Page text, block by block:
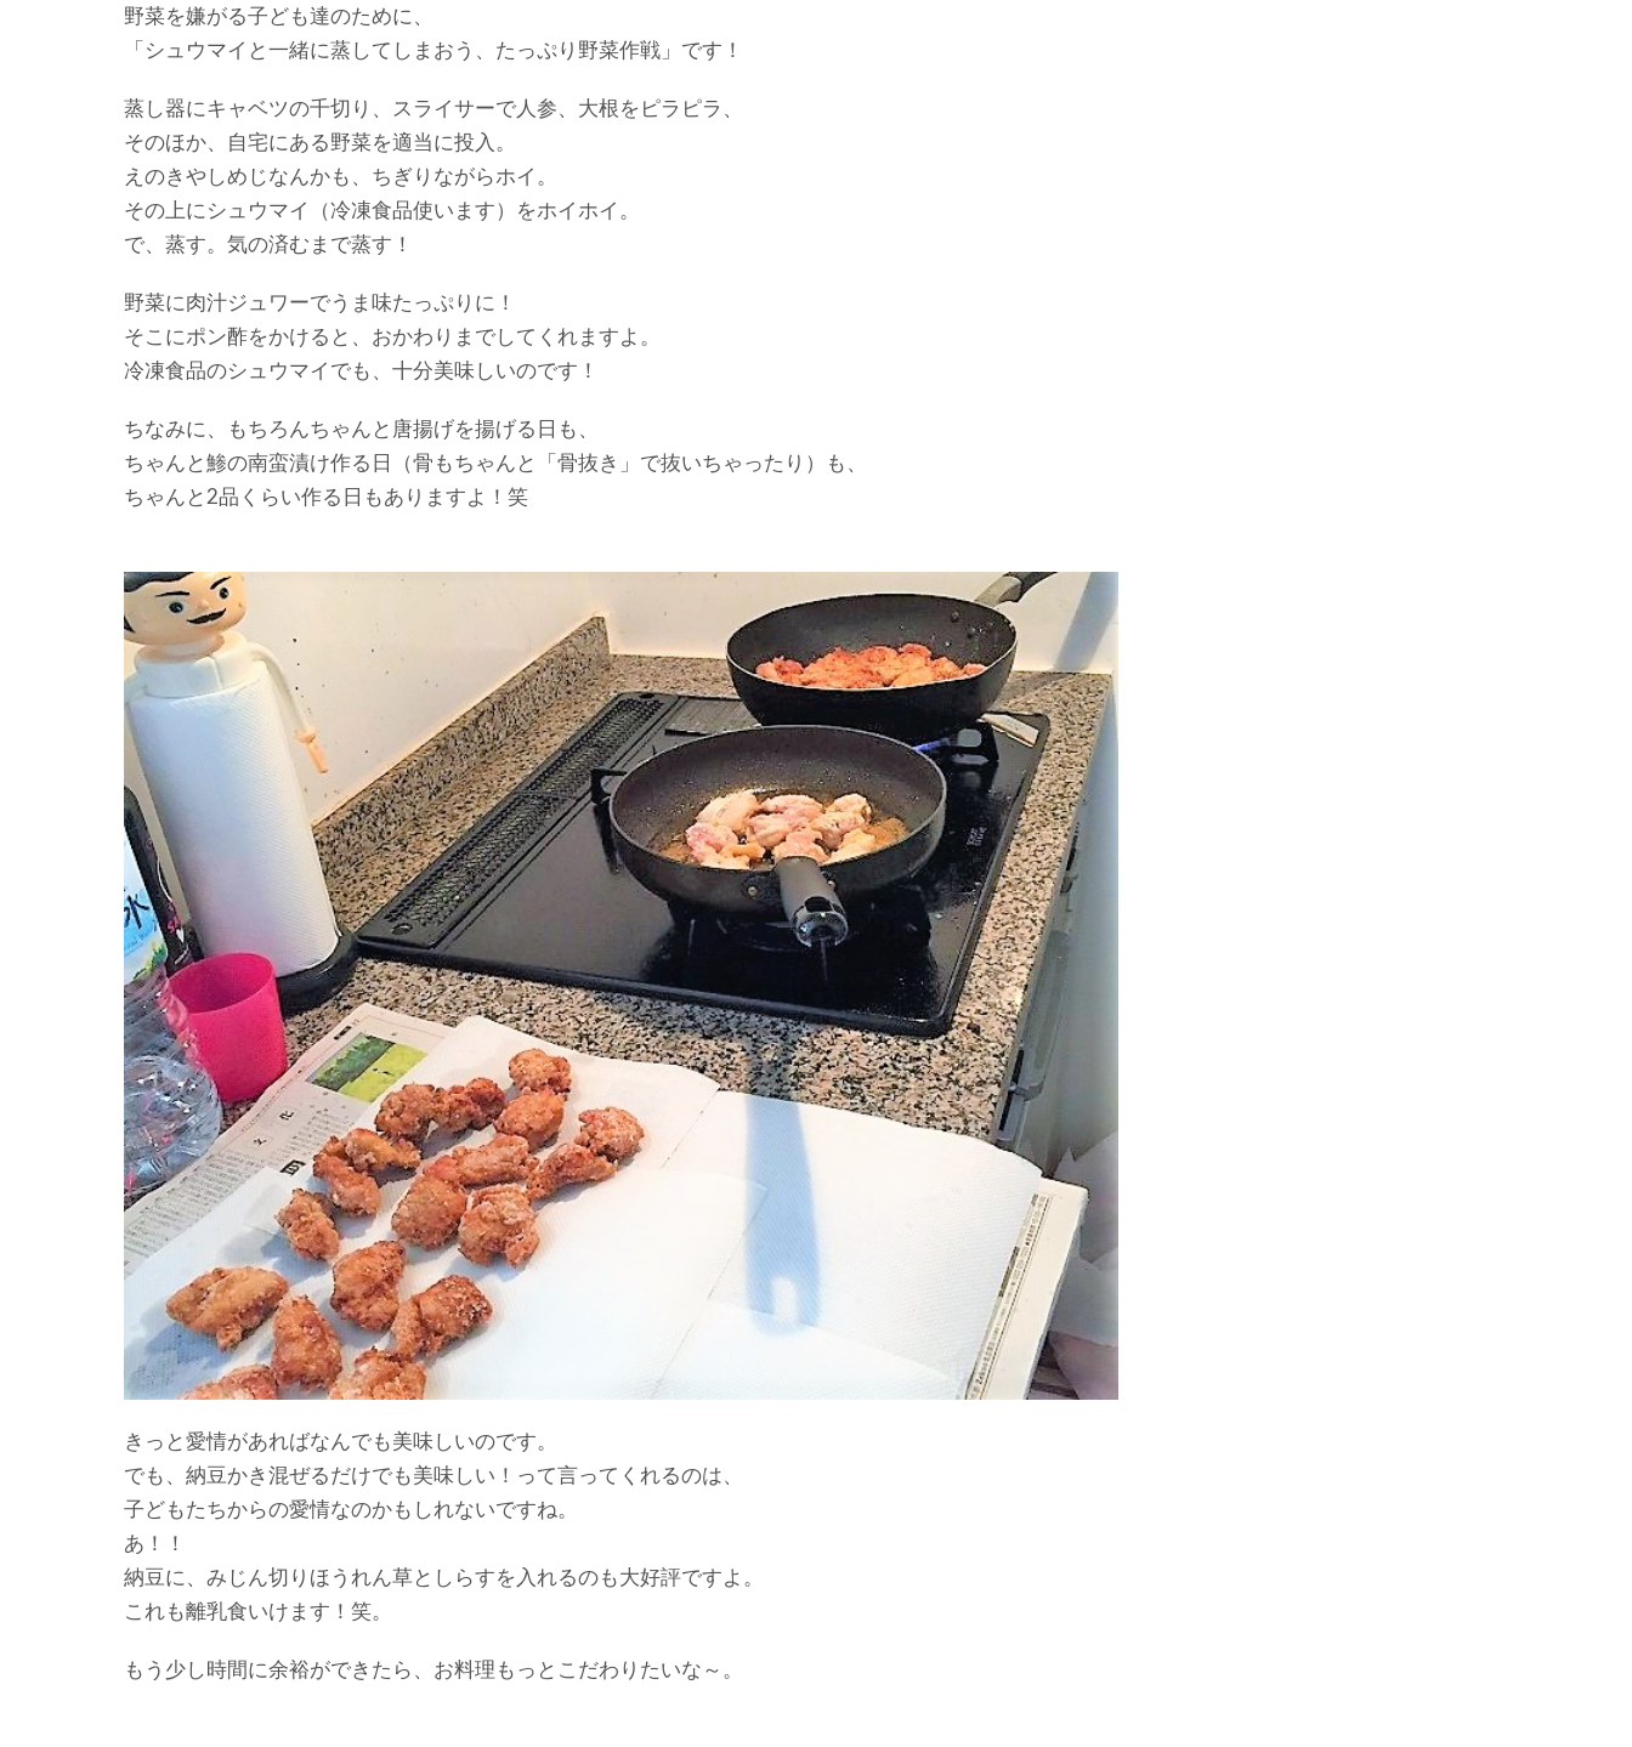
野菜を嫌がる子ども達のために、
「シュウマイと一緒に蒸してしまおう、たっぷり野菜作戦」です！
蒸し器にキャベツの千切り、スライサーで人参、大根をピラピラ、
そのほか、自宅にある野菜を適当に投入。
えのきやしめじなんかも、ちぎりながらホイ。
その上にシュウマイ（冷凍食品使います）をホイホイ。
で、蒸す。気の済むまで蒸す！
野菜に肉汁ジュワーでうま味たっぷりに！
そこにポン酢をかけると、おかわりまでしてくれますよ。
冷凍食品のシュウマイでも、十分美味しいのです！
ちなみに、もちろんちゃんと唐揚げを揚げる日も、
ちゃんと鯵の南蛮漬け作る日（骨もちゃんと「骨抜き」で抜いちゃったり）も、
ちゃんと2品くらい作る日もありますよ！笑
きっと愛情があればなんでも美味しいのです。
でも、納豆かき混ぜるだけでも美味しい！って言ってくれるのは、
子どもたちからの愛情なのかもしれないですね。
あ！！
納豆に、みじん切りほうれん草としらすを入れるのも大好評ですよ。
これも離乳食いけます！笑。
もう少し時間に余裕ができたら、お料理もっとこだわりたいな～。